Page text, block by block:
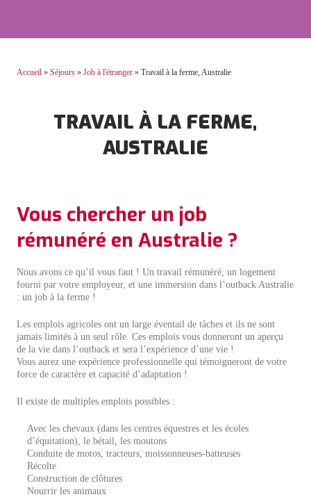
Accueil» Séjours» Job à l'étranger» Travail à la ferme, Australie
TRAVAIL À LA FERME,
AUSTRALIE
Vous chercher un job
rémunéré en Australie ?
Nous avons ce qu’il vous faut ! Un travail rémunéré, un logement
fourni par votre employeur, et une immersion dans l’outback Australie
: un job à la ferme !
Les emplois agricoles ont un large éventail de tâches et ils ne sont
jamais limités à un seul rôle. Ces emplois vous donneront un aperçu
de la vie dans l’outback et sera l’expérience d’une vie !
Vous aurez une expérience professionnelle qui témoigneront de votre
force de caractère et capacité d’adaptation !
Il existe de multiples emplois possibles :
Avec les chevaux (dans les centres équestres et les écoles
d’équitation), le bétail, les moutons
Conduite de motos, tracteurs, moissonneuses-batteuses
Récolte
Construction de clôtures
Nourrir les animaux